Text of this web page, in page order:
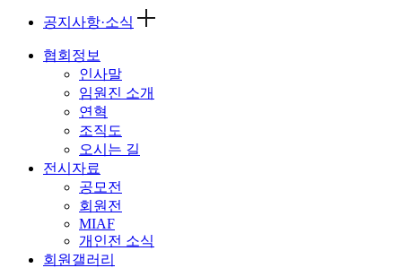
공지사항·소식
협회정보
인사말
임원진 소개
연혁
조직도
오시는 길
전시자료
공모전
회원전
MIAF
개인전 소식
회원갤러리